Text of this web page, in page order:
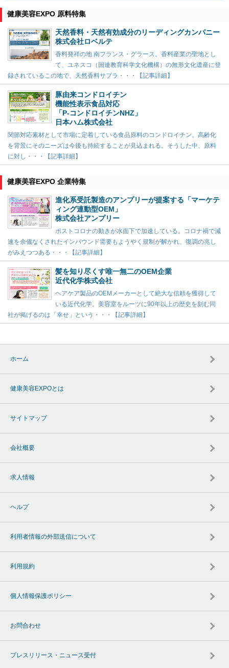
健康美容EXPO 原料特集
天然香料・天然有効成分のリーディングカンパニー
株式会社ロベルテ
香料発祥の地 南フランス・グラース。香料産業の聖地とし
て、ユネスコ（国連教育科学文化機構）の無形文化遺産に登
録されているこの地で、天然香料サプラ・・・【記事詳細】
豚由来コンドロイチン
機能性表示食品対応
「P-コンドロイチンNHZ」
日本ハム株式会社
関節対応素材として市場に定着している食品原料のコンドロイチン。高齢化
を背景にそのニーズは今後も持続することが見込まれる。そうした中、原料
に対し・・・【記事詳細】
健康美容EXPO 企業特集
進化系受託製造のアンプリーが提案する「マーケテ
ィング連動型OEM」
株式会社アンプリー
ポストコロナの動きが水面下で加速している。コロナ禍で減
速を余儀なくされたインバウンド需要もようやく規制が解かれ、復調の兆し
がみえつつある・・・【記事詳細】
髪を知り尽くす唯一無二のOEM企業
近代化学株式会社
ヘアケア製品のOEMメーカーとして絶大な信頼を獲得して
いる近代化学。美容室をルーツに90年以上の歴史を刻む同
社が掲げるのは「幸せ」という・・・【記事詳細】
ホーム
健康美容EXPOとは
サイトマップ
会社概要
求人情報
ヘルプ
利用者情報の外部送信について
利用規約
個人情報保護ポリシー
お問合わせ
プレスリリース・ニュース受付